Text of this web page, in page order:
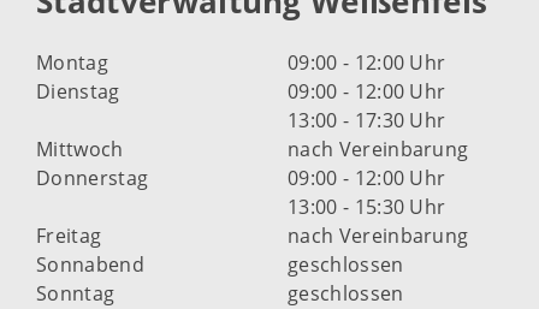
Montag
09:00 - 12:00 Uhr
Dienstag
09:00 - 12:00 Uhr
13:00 - 17:30 Uhr
Mittwoch
nach Vereinbarung
Donnerstag
09:00 - 12:00 Uhr
13:00 - 15:30 Uhr
Freitag
nach Vereinbarung
Sonnabend
geschlossen
Sonntag
geschlossen